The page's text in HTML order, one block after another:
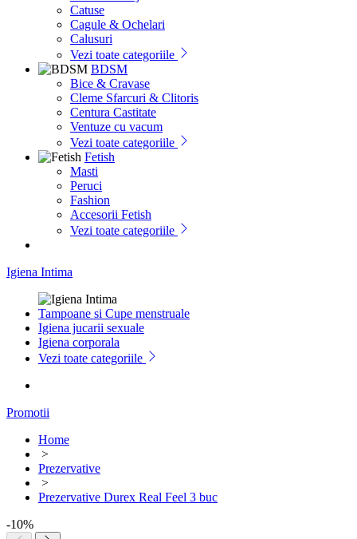
Catuse
Cagule & Ochelari
Calusuri
Vezi toate categoriile
BDSM
Bice & Cravase
Cleme Sfarcuri & Clitoris
Centura Castitate
Ventuze cu vacum
Vezi toate categoriile
Fetish
Masti
Peruci
Fashion
Accesorii Fetish
Vezi toate categoriile
Igiena Intima
Tampoane si Cupe menstruale
Igiena jucarii sexuale
Igiena corporala
Vezi toate categoriile
Promotii
Home
>
Prezervative
>
Prezervative Durex Real Feel 3 buc
-10%